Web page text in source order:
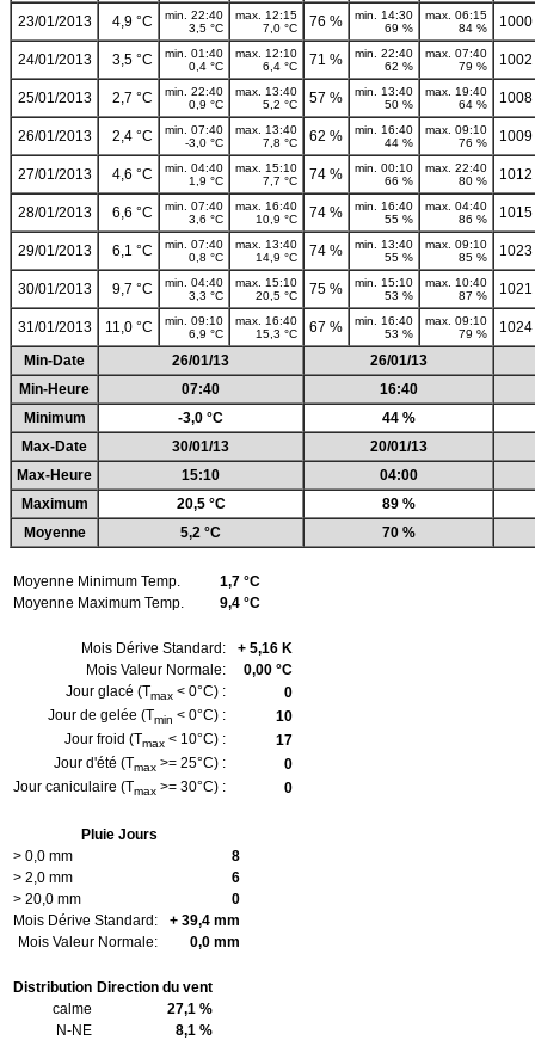
23/01/2013 4,9 °C
min. 22:40
3,5 °C
max. 12:15
7,0 °C
76 %
min. 14:30
69 %
max. 06:15
84 %
24/01/2013 3,5 °C
min. 01:40
0,4 °C
max. 12:10
6,4 °C
71 %
min. 22:40
62 %
max. 07:40
79 %
25/01/2013 2,7 °C
min. 22:40
0,9 °C
max. 13:40
5,2 °C
57 %
min. 13:40
50 %
max. 19:40
64 %
26/01/2013 2,4 °C
min. 07:40
-3,0 °C
max. 13:40
7,8 °C
62 %
min. 16:40
44 %
max. 09:10
76 %
27/01/2013 4,6 °C
min. 04:40
1,9 °C
max. 15:10
7,7 °C
74 %
min. 00:10
66 %
max. 22:40
80 %
28/01/2013 6,6 °C
min. 07:40
3,6 °C
max. 16:40
10,9 °C
74 %
min. 16:40
55 %
max. 04:40
86 %
29/01/2013 6,1 °C
min. 07:40
0,8 °C
max. 13:40
14,9 °C
74 %
min. 13:40
55 %
max. 09:10
85 %
30/01/2013 9,7 °C
min. 04:40
3,3 °C
max. 15:10
20,5 °C
75 %
min. 15:10
53 %
max. 10:40
87 %
31/01/2013 11,0 °C
min. 09:10
6,9 °C
max. 16:40
15,3 °C
67 %
min. 16:40
53 %
max. 09:10
79 %
Min-Date
26/01/13
26/01/13
Min-Heure
07:40
16:40
Minimum
-3,0 °C
44 %
Max-Date
30/01/13
20/01/13
Max-Heure
15:10
04:00
Maximum
20,5 °C
89 %
Moyenne
5,2 °C 70 %
Moyenne Minimum Temp.
1,7 °C
Moyenne Maximum Temp.
9,4 °C
Mois Dérive Standard:
+ 5,16 K
Mois Valeur Normale:
0,00 °C
Jour glacé (Tmax < 0°C) :
0
Jour de gelée (Tmin < 0°C) :
10
Jour froid (Tmax < 10°C) :
17
Jour d'été (Tmax >= 25°C) :
0
Jour caniculaire (Tmax >= 30°C) : 0
Pluie Jours
> 0,0 mm
8
> 2,0 mm
6
> 20,0 mm
0
Mois Dérive Standard:
+ 39,4 mm
Mois Valeur Normale:
0,0 mm
Distribution Direction du vent
calme
27,1 %
N-NE
8,1 %